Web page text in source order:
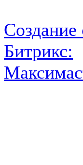
Создание
Битрикс: